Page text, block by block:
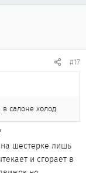
#17
салоне холод.
шестерке лишь
и сгорает в